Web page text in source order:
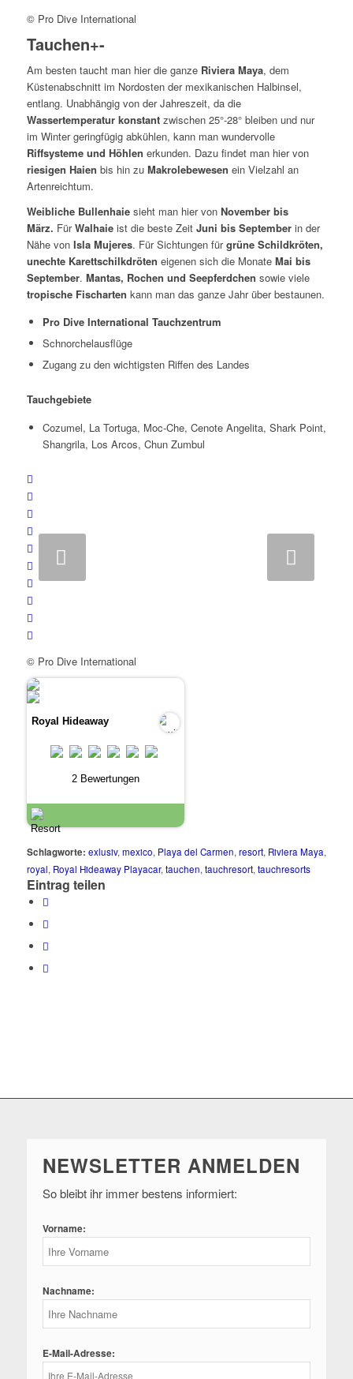
© Pro Dive International
Tauchen+-
Am besten taucht man hier die ganze Riviera Maya, dem
Küstenabschnitt im Nordosten der mexikanischen Halbinsel,
entlang. Unabhängig von der Jahreszeit, da die
Wassertemperatur konstantzwischen 25°-28° bleiben und nur
im Winter geringfügig abkühlen, kann man wundervolle
Riffsysteme und Höhlen erkunden. Dazu findet man hier von
riesigen Haien bis hin zu Makrolebewesen ein Vielzahl an
Artenreichtum.
Weibliche Bullenhaiesieht man hier von November bis
März. FürWalhaieist die beste Zeit Juni bis Septemberin der
Nähe von Isla Mujeres. Für Sichtungen fürgrüne Schildkröten,
unechte Karettschilkdröten eigenen sich die Monate Mai bis
September. Mantas, Rochen und Seepferdchen sowie viele
tropische Fischarten kann man das ganze Jahr über bestaunen.
Pro Dive International Tauchzentrum
Schnorchelausflüge
Zugang zu den wichtigsten Riffen des Landes
Tauchgebiete
Cozumel, La Tortuga, Moc-Che, Cenote Angelita, Shark Point,
Shangrila, Los Arcos, Chun Zumbul
© Pro Dive International
Royal Hideaway
2 Bewertungen
Schlagworte: exlusiv, mexico, Playa del Carmen, resort, Riviera Maya,
royal, Royal Hideaway Playacar, tauchen, tauchresort, tauchresorts
Eintrag teilen
NEWSLETTER ANMELDEN
So bleibt ihr immer bestens informiert:
Vorname:
Nachname:
E-Mail-Adresse: